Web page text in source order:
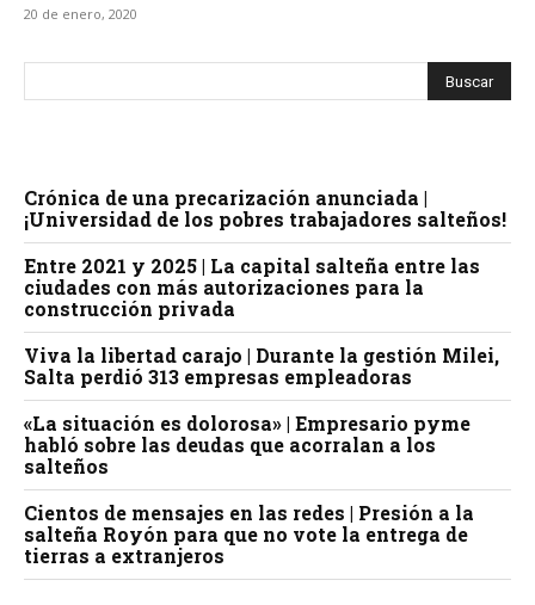
20 de enero, 2020
Crónica de una precarización anunciada |
¡Universidad de los pobres trabajadores salteños!
Entre 2021 y 2025 | La capital salteña entre las
ciudades con más autorizaciones para la
construcción privada
Viva la libertad carajo | Durante la gestión Milei,
Salta perdió 313 empresas empleadoras
«La situación es dolorosa» | Empresario pyme
habló sobre las deudas que acorralan a los
salteños
Cientos de mensajes en las redes | Presión a la
salteña Royón para que no vote la entrega de
tierras a extranjeros